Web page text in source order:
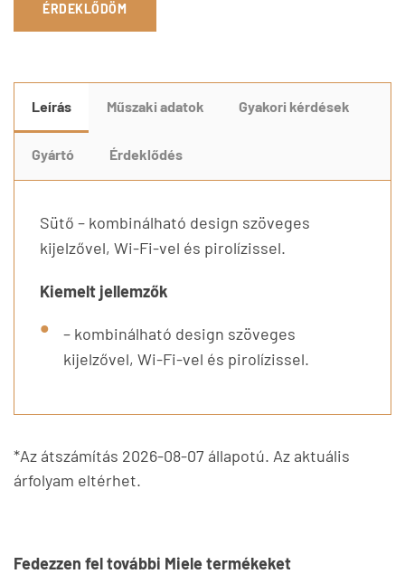
ÉRDEKLŐDÖM
Leírás Műszaki adatok Gyakori kérdések
Gyártó Érdeklődés
Sütő – kombinálható design szöveges
kijelzővel, Wi-Fi-vel és pirolízissel.
Kiemelt jellemzők
– kombinálható design szöveges
kijelzővel, Wi-Fi-vel és pirolízissel.
*Az átszámítás 2026-08-07 állapotú. Az aktuális
árfolyam eltérhet.
Fedezzen fel további Miele termékeket